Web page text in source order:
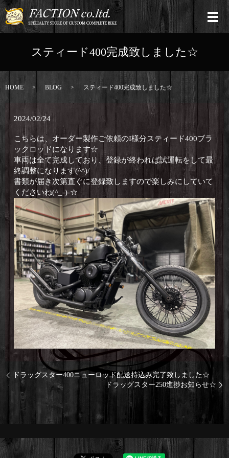
スティード400完成致しました☆
HOME BLOG スティード400完成致しました☆
2024/02/24
こちらは、オーダー製作ご依頼のI様分スティード400ブラ
ックロッドになります☆
車両は全て完成しており、登録が終われば試運転をして最
終調整になります(^^)/
書類が届き次第直ぐに登録致しますので楽しみにしていて
くださいね(^_-)-☆
ドラッグスター400ニューロッド配送持込み完了致しました☆
ドラッグスター250進捗お知らせ☆